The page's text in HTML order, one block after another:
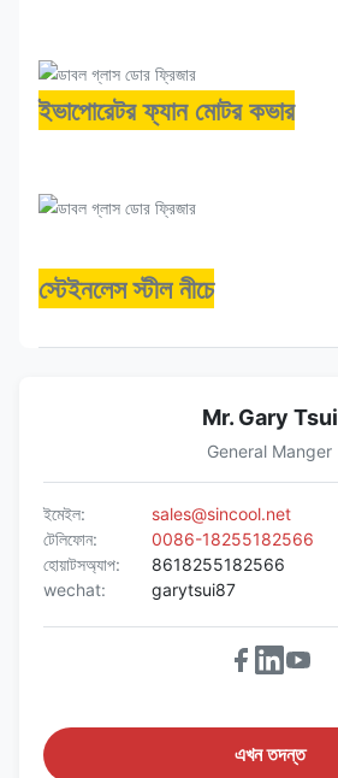
ইভাপোরেটর ফ্যান মোটর কভার
স্টেইনলেস স্টীল নীচে
Mr. Gary Tsui
General Manger
ইমেইল:
sales@sincool.net
টেলিফোন:
0086-18255182566
হোয়াটসঅ্যাপ:
8618255182566
wechat:
garytsui87
এখন তদন্ত